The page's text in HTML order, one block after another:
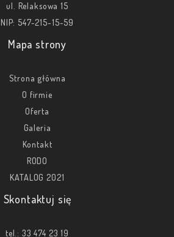
ul. Relaksowa 15
NIP: 547-215-15-59
Mapa strony
Strona główna
O firmie
Oferta
Galeria
Kontakt
RODO
KATALOG 2021
Skontaktuj się
tel.: 33 474 23 19